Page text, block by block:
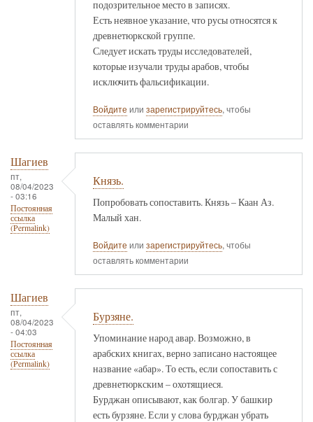
подозрительное место в записях.
Есть неявное указание, что русы относятся к
древнетюркской группе.
Следует искать труды исследователей,
которые изучали труды арабов, чтобы
исключить фальсификации.
Войдите или зарегистрируйтесь, чтобы
оставлять комментарии
Шагиев
пт,
08/04/2023
- 03:16
Постоянная
ссылка
(Permalink)
Князь.
Попробовать сопоставить. Князь – Каан Аз.
Малый хан.
Войдите или зарегистрируйтесь, чтобы
оставлять комментарии
Шагиев
пт,
08/04/2023
- 04:03
Постоянная
ссылка
(Permalink)
Бурзяне.
Упоминание народ авар. Возможно, в
арабских книгах, верно записано настоящее
название «абар». То есть, если сопоставить с
древнетюркским – охотящиеся.
Бурджан описывают, как болгар. У башкир
есть бурзяне. Если у слова бурджан убрать